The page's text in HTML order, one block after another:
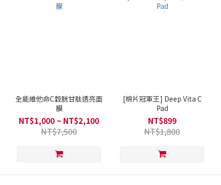
全能維他命C穀胱甘肽透亮面
膜
NT$1,000 ~ NT$2,100
NT$7,500
[棉片冠軍王] Deep Vita C
Pad
NT$899
NT$1,800